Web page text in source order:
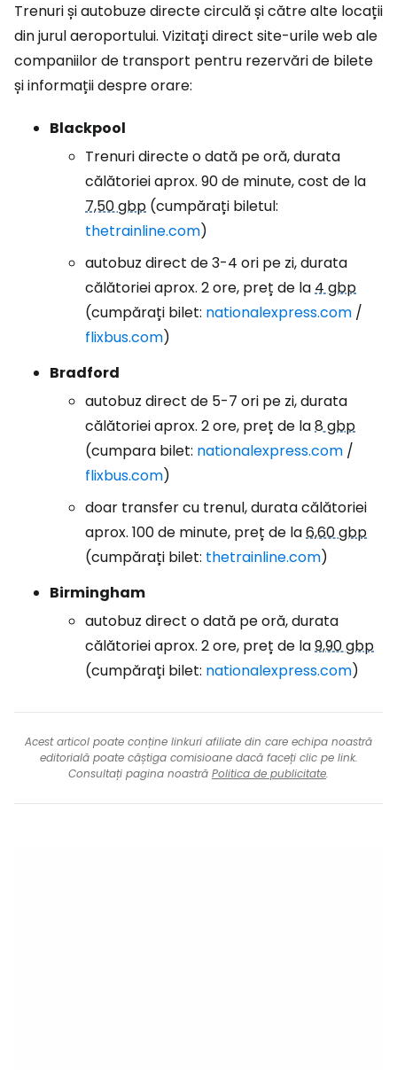
Trenuri și autobuze directe circulă și către alte locații
din jurul aeroportului. Vizitați direct site-urile web ale
companiilor de transport pentru rezervări de bilete
și informații despre orare:
Blackpool
Trenuri directe o dată pe oră, durata
călătoriei aprox. 90 de minute, cost de la
7,50 gbp (cumpărați biletul:
thetrainline.com)
autobuz direct de 3-4 ori pe zi, durata
călătoriei aprox. 2 ore, preț de la4 gbp
(cumpărați bilet: nationalexpress.com /
flixbus.com)
Bradford
autobuz direct de 5-7 ori pe zi, durata
călătoriei aprox. 2 ore, preț de la8 gbp
(cumpara bilet: nationalexpress.com /
flixbus.com)
doar transfer cu trenul, durata călătoriei
aprox. 100 de minute, preț de la6,60 gbp
(cumpărați bilet: thetrainline.com)
Birmingham
autobuz direct o dată pe oră, durata
călătoriei aprox. 2 ore, preț de la9,90 gbp
(cumpărați bilet: nationalexpress.com)
Acest articol poate conține linkuri afiliate din care echipa noastră
editorială poate câștiga comisioane dacă faceți clic pe link.
Consultați pagina noastră Politica de publicitate.